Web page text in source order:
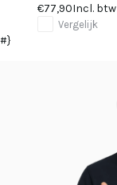
€77,90Incl. btw
Vergelijk
#}